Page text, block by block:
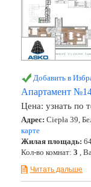
Добавить в
Апартамент
Цена: узнать по
Адрес: Ciepła 39,
карте
Жилая площадь:
Кол-во комнат: 3 ,
Читать дальше